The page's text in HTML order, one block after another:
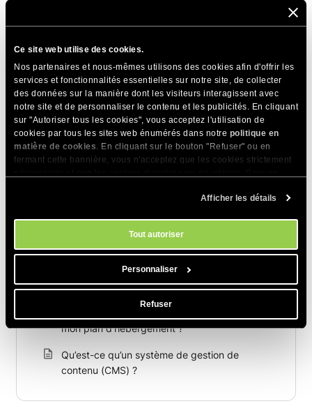
Ce site web utilise des cookies.
Nos partenaires et nous-mêmes utilisons des cookies afin d'offrir les
services et fonctionnalités essentielles sur notre site, de collecter
des données sur la manière dont les visiteurs interagissent avec
notre site et de personnaliser le contenu et les publicités. En cliquant
sur "Autoriser tous les cookies", vous acceptez l'utilisation de
cookies par tous les sites web énumérés dans notre politique en
matière de cookies . En cliquant sur le bouton "Refuser" ou en
fermant cette bannière, vous n'acceptez que les cookies strictement
. Vous pouvez gérer vos préférences
Afficher les détails
Tout autoriser
Personnaliser
Refuser
Articles Connexes
Site web vs nom de domaine vs hébergement
- quelles sont les différences ?
mon plan d'hébergement ?
Qu’est-ce qu’un système de gestion de
contenu (CMS) ?